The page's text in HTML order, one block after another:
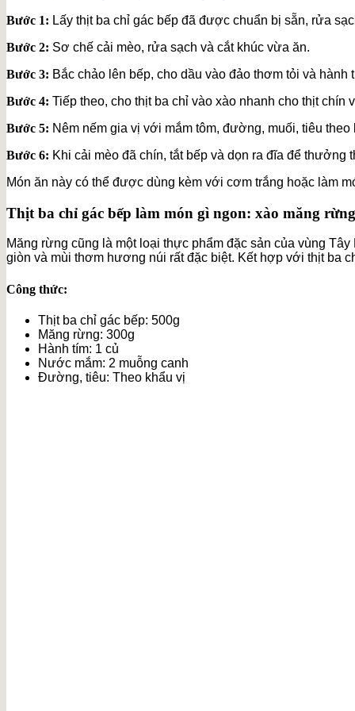
Bước 1: Lấy thịt ba chỉ gác bếp đã được chuẩn bị sẵn, rửa
Bước 2: Sơ chế cải mèo, rửa sạch và cắt khúc vừa ăn.
Bước 3: Bắc chảo lên bếp, cho dầu vào đảo thơm tỏi và hành
Bước 4: Tiếp theo, cho thịt ba chỉ vào xào nhanh cho thịt
Bước 5: Nêm nếm gia vị với mắm tôm, đường, muối, tiêu theo
Bước 6: Khi cải mèo đã chín, tắt bếp và dọn ra đĩa để thưởng
Món ăn này có thể được dùng kèm với cơm trắng hoặc làm
Thịt ba chỉ gác bếp làm món gì ngon: xào măng rừng
Măng rừng cũng là một loại thực phẩm đặc sản của vùng
giòn và mùi thơm hương núi rất đặc biệt. Kết hợp với thịt ba
Công thức:
Thịt ba chỉ gác bếp: 500g
Măng rừng: 300g
Hành tím: 1 củ
Nước mắm: 2 muỗng canh
Đường, tiêu: Theo khẩu vị